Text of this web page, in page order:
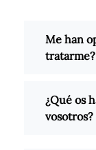
Me han
tratarme?
¿Qué os
vosotros?